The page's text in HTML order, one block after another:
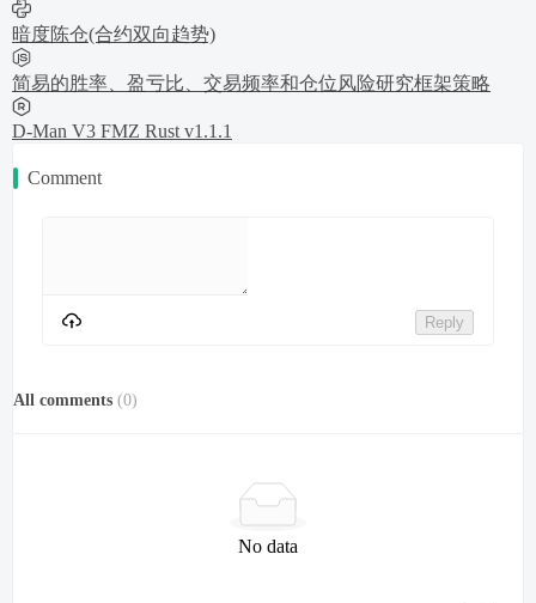
暗度陈仓(合约双向趋势)
简易的胜率、盈亏比、交易频率和仓位风险研究框架策略
D-Man V3 FMZ Rust v1.1.1
Comment
Reply
All comments (0)
No data